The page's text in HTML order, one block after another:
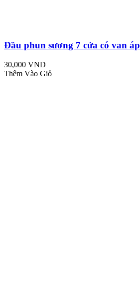
Đầu phun sương 7 cửa có van áp
30,000 VND
Thêm Vào Giỏ